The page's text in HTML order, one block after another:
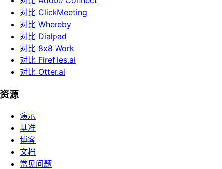
对比 ClickMeeting
对比 Whereby
对比 Dialpad
对比 8x8 Work
对比 Fireflies.ai
对比 Otter.ai
资源
演示
基准
博客
文档
常见问题